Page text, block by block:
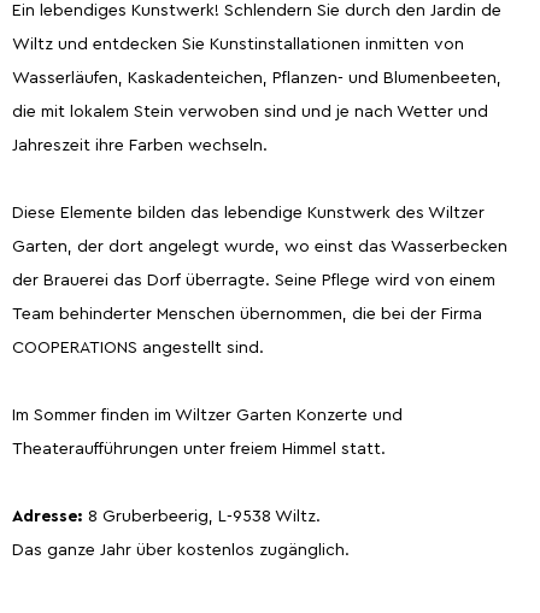
Ein lebendiges Kunstwerk! Schlendern Sie durch den Jardin de
Wiltz und entdecken Sie Kunstinstallationen inmitten von
Wasserläufen, Kaskadenteichen, Pflanzen- und Blumenbeeten,
die mit lokalem Stein verwoben sind und je nach Wetter und
Jahreszeit ihre Farben wechseln.
Diese Elemente bilden das lebendige Kunstwerk des Wiltzer
Garten, der dort angelegt wurde, wo einst das Wasserbecken
der Brauerei das Dorf überragte. Seine Pflege wird von einem
Team behinderter Menschen übernommen, die bei der Firma
COOPERATIONS angestellt sind.
Im Sommer finden im Wiltzer Garten Konzerte und
Theateraufführungen unter freiem Himmel statt.
Adresse: 8 Gruberbeerig, L-9538 Wiltz.
Das ganze Jahr über kostenlos zugänglich.